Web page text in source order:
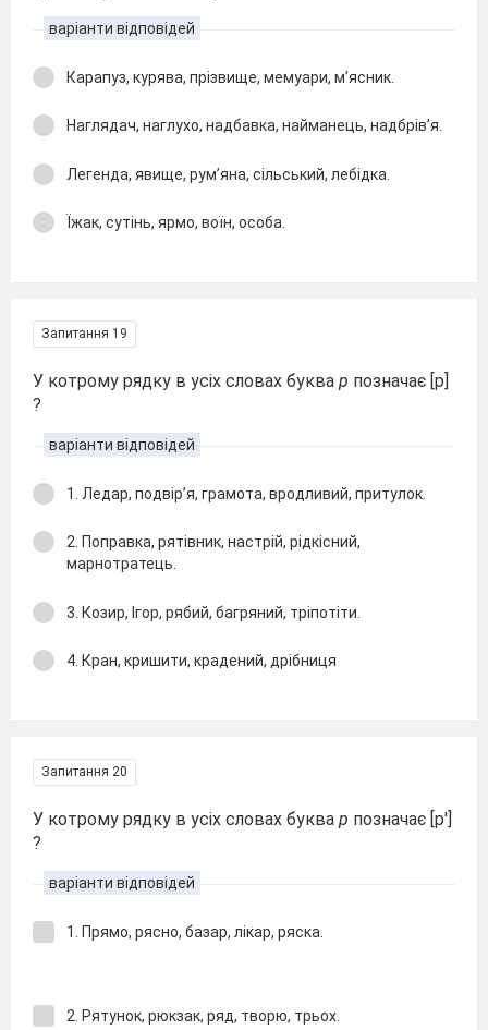
варіанти відповідей
Карапуз, курява, прізвище, мемуари, м’ясник.
Наглядач, наглухо, надбавка, найманець, надбрів’я.
Легенда, явище, рум’яна, сільський, лебідка.
Їжак, сутінь, ярмо, воїн, особа.
Запитання 19
У котрому рядку в усіх словах буква р позначає [p]
?
варіанти відповідей
1. Ледар, подвір’я, грамота, вродливий, притулок.
2. Поправка, рятівник, настрій, рідкісний,
марнотратець.
3. Козир, Ігор, рябий, багряний, тріпотіти.
4. Кран, кришити, крадений, дрібниця
Запитання 20
У котрому рядку в усіх словах буква р позначає [p′]
?
варіанти відповідей
1. Прямо, рясно, базар, лікар, ряска.
2. Рятунок, рюкзак, ряд, творю, трьох.